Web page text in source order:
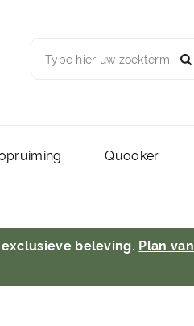
Type hier uw zoekterm
Quooker
beleving. Plan